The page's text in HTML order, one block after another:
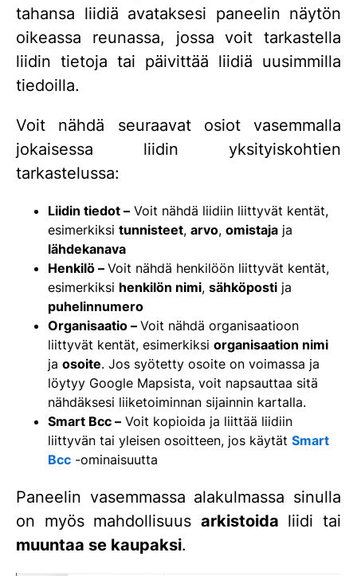
tahansa liidiä avataksesi paneelin näytön
oikeassa reunassa, jossa voit tarkastella
liidin tietoja tai päivittää liidiä uusimmilla
tiedoilla.
Voit nähdä seuraavat osiot vasemmalla
jokaisessa liidin yksityiskohtien
tarkastelussa:
Liidin tiedot – Voit nähdä liidiin liittyvät kentät,
esimerkiksi tunnisteet, arvo, omistaja ja
lähdekanava
Henkilö – Voit nähdä henkilöön liittyvät kentät,
esimerkiksi henkilön nimi, sähköposti ja
puhelinnumero
Organisaatio – Voit nähdä organisaatioon
liittyvät kentät, esimerkiksi organisaation nimi
ja osoite. Jos syötetty osoite on voimassa ja
löytyy Google Mapsista, voit napsauttaa sitä
nähdäksesi liiketoiminnan sijainnin kartalla.
Smart Bcc – Voit kopioida ja liittää liidiin
liittyvän tai yleisen osoitteen, jos käytät Smart
Bcc -ominaisuutta
Paneelin vasemmassa alakulmassa sinulla
on myös mahdollisuus arkistoida liidi tai
muuntaa se kaupaksi.